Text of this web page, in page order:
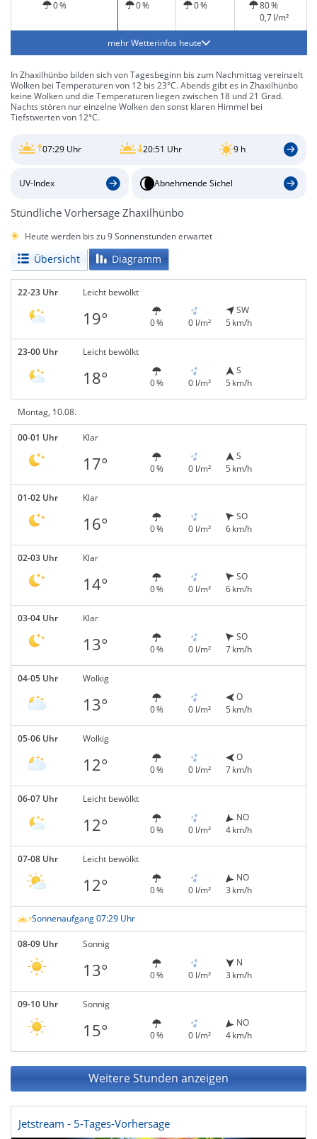
0 %
0 % 0 %
80 %
0,7 l/m²
mehr Wetterinfos heute
In Zhaxilhünbo bilden sich von Tagesbeginn bis zum Nachmittag vereinzelt
Wolken bei Temperaturen von 12 bis 23°C. Abends gibt es in Zhaxilhünbo
keine Wolken und die Temperaturen liegen zwischen 18 und 21 Grad.
Nachts stören nur einzelne Wolken den sonst klaren Himmel bei
Tiefstwerten von 12°C.
07:29 Uhr 20:51 Uhr 9 h
UV-Index Abnehmende Sichel
Stündliche Vorhersage Zhaxilhünbo
Heute werden bis zu 9 Sonnenstunden erwartet
Übersicht Diagramm
22-23 Uhr Leicht bewölkt
19° 0 % 0 l/m²
SW
5 km/h
23-00 Uhr Leicht bewölkt
18° 0 % 0 l/m²
S
5 km/h
Montag, 10.08.
00-01 Uhr Klar
17° 0 % 0 l/m²
S
5 km/h
01-02 Uhr Klar
16° 0 % 0 l/m²
SO
6 km/h
02-03 Uhr Klar
14° 0 % 0 l/m²
SO
6 km/h
03-04 Uhr Klar
13° 0 % 0 l/m²
SO
7 km/h
04-05 Uhr Wolkig
13° 0 % 0 l/m²
O
5 km/h
05-06 Uhr Wolkig
12° 0 % 0 l/m²
O
7 km/h
06-07 Uhr Leicht bewölkt
12° 0 % 0 l/m²
NO
4 km/h
07-08 Uhr Leicht bewölkt
12° 0 % 0 l/m²
NO
3 km/h
Sonnenaufgang 07:29 Uhr
08-09 Uhr Sonnig
13° 0 % 0 l/m²
N
3 km/h
09-10 Uhr Sonnig
15° 0 % 0 l/m²
NO
4 km/h
Weitere Stunden anzeigen
Jetstream - 5-Tages-Vorhersage